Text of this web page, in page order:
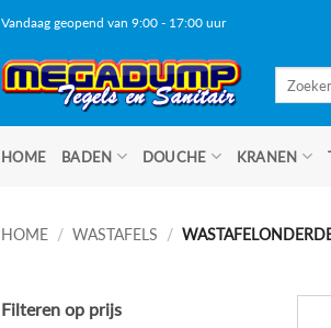
Vandaag geopend van 9:00 - 17:00 uur
HOME BADEN DOUCHE KRANEN
HOME / WASTAFELS /
Filteren op prijs